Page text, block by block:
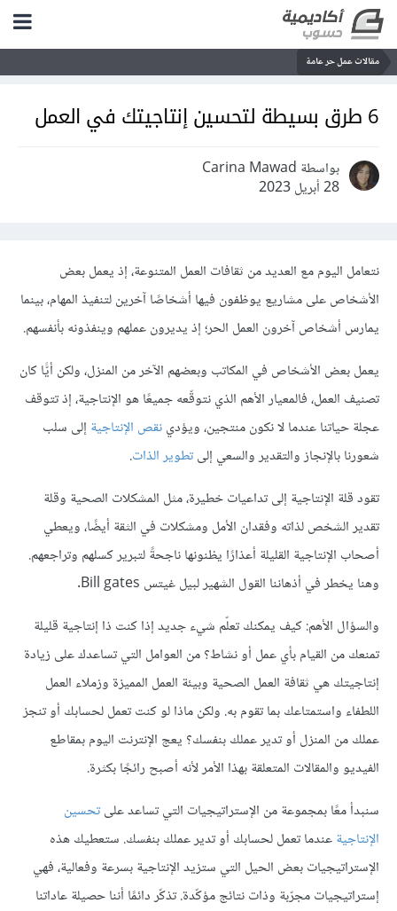
مقالات عمل حر عامة
6 طرق بسيطة لتحسين إنتاجيتك في العمل
بواسطة Carina Mawad
28 أبريل 2023
نتعامل اليوم مع العديد من ثقافات العمل المتنوعة، إذ يعمل بعض
الأشخاص على مشاريع يوظفون فيها أشخاصًا آخرين لتنفيذ المهام، بينما
يمارس أشخاص آخرون العمل الحر؛ إذ يديرون عملهم وينفذونه بأنفسهم.
يعمل بعض الأشخاص في المكاتب وبعضهم الآخر من المنزل، ولكن أيًّا كان
تصنيف العمل، فالمعيار الأهم الذي نتوقّعه جميعًا هو الإنتاجية، إذ تتوقف
عجلة حياتنا عندما لا نكون منتجين، ويؤدينقص الإنتاجية إلى سلب
شعورنا بالإنجاز والتقدير والسعي إلىتطوير الذات.
تقود قلة الإنتاجية إلى تداعيات خطيرة، مثل المشكلات الصحية وقلة
تقدير الشخص لذاته وفقدان الأمل ومشكلات في الثقة أيضًا، ويعطي
أصحاب الإنتاجية القليلة أعذارًا يظنونها ناجحةً لتبرير كسلهم وتراجعهم.
وهنا يخطر في أذهاننا القول الشهير لبيل غيتس Bill gates.
والسؤال الأهم: كيف يمكنك تعلّم شيء جديد إذا كنت ذا إنتاجية قليلة
تمنعك من القيام بأي عمل أو نشاط؟ من العوامل التي تساعدك على زيادة
إنتاجيتك هي ثقافة العمل الصحية وبيئة العمل المميزة وزملاء العمل
اللطفاء واستمتاعك بما تقوم به. ولكن ماذا لو كنت تعمل لحسابك أو تنجز
عملك من المنزل أو تدير عملك بنفسك؟ يعج الإنترنت اليوم بمقاطع
الفيديو والمقالات المتعلقة بهذا الأمر لأنه أصبح رائجًا بكثرة.
سنبدأ معًا بمجموعة من الإستراتيجيات التي تساعد علىتحسين
الإنتاجيةعندما تعمل لحسابك أو تدير عملك بنفسك. ستعطيك هذه
الإستراتيجيات بعض الحيل التي ستزيد الإنتاجية بسرعة وفعالية، فهي
إستراتيجيات مجرّبة وذات نتائج مؤكّدة. تذكّر دائمًا أننا حصيلة عاداتنا